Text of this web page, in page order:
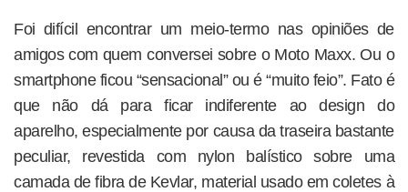
Foi difícil encontrar um meio-termo nas opiniões de
amigos com quem conversei sobre o Moto Maxx. Ou o
smartphone ficou “sensacional” ou é “muito feio”. Fato é
que não dá para ficar indiferente ao design do
aparelho, especialmente por causa da traseira bastante
peculiar, revestida com nylon balístico sobre uma
camada de fibra de Kevlar, material usado em coletes à